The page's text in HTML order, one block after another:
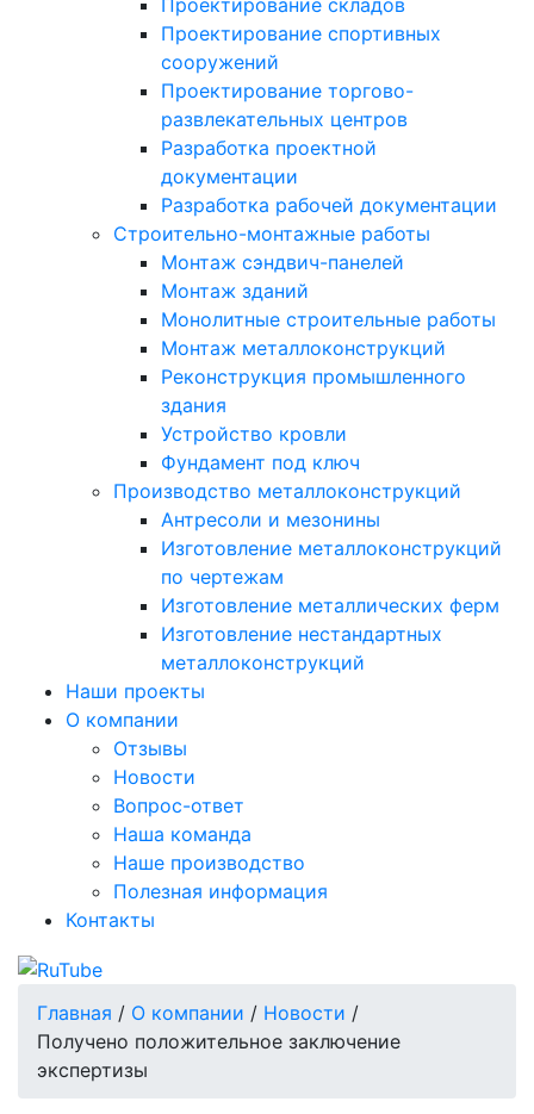
Проектирование спортивных
сооружений
Проектирование торгово-
развлекательных центров
Разработка проектной
документации
Разработка рабочей документации
Строительно-монтажные работы
Монтаж сэндвич-панелей
Монтаж зданий
Монолитные строительные работы
Монтаж металлоконструкций
Реконструкция промышленного
здания
Устройство кровли
Фундамент под ключ
Производство металлоконструкций
Антресоли и мезонины
Изготовление металлоконструкций
по чертежам
Изготовление металлических ферм
Изготовление нестандартных
металлоконструкций
Наши проекты
О компании
Отзывы
Новости
Вопрос-ответ
Наша команда
Наше производство
Полезная информация
Контакты
Главная / О компании / Новости /
Получено положительное заключение
экспертизы